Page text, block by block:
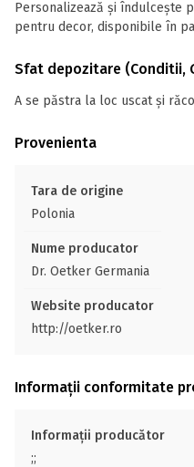
Personalizează şi îndulceşte
pentru decor, disponibile în
Sfat depozitare (Conditii,
A se păstra la loc uscat și
Provenienta
Tara de origine
Polonia
Nume producator
Dr. Oetker Germania
Website producator
http://oetker.ro
Informații conformitate
Informații producător
;;